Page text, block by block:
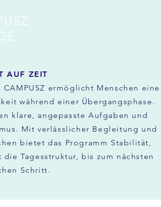
AUF ZEIT
ermöglicht Menschen eine
während einer Übergangsphase.
klare, angepasste Aufgaben und
Mit verlässlicher Begleitung und
bietet das Programm Stabilität,
Tagesstruktur, bis zum nächsten
Schritt.